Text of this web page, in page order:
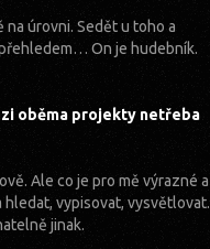
na úrovni. Sedět u toho a
On je hudebník.
oběma projekty netřeba
Ale co je pro mě výrazné a
vypisovat, vysvětlovat.
jinak.